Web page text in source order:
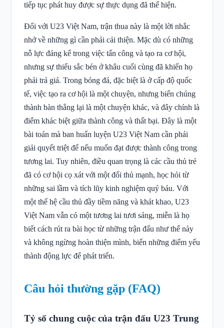
tiếp tục phát huy được sự thực dụng đã thể hiện.
Đối với U23 Việt Nam, trận thua này là một lời nhắc
nhở về những gì cần phải cải thiện. Mặc dù có những
nỗ lực đáng kể trong việc tấn công và tạo ra cơ hội,
nhưng sự thiếu sắc bén ở khâu cuối cùng đã khiến họ
phải trả giá. Trong bóng đá, đặc biệt là ở cấp độ quốc
tế, việc tạo ra cơ hội là một chuyện, nhưng biến chúng
thành bàn thắng lại là một chuyện khác, và đây chính là
điểm khác biệt giữa thành công và thất bại. Đây là một
bài toán mà ban huấn luyện U23 Việt Nam cần phải
giải quyết triệt để nếu muốn đạt được thành công trong
tương lai. Tuy nhiên, điều quan trọng là các cầu thủ trẻ
đã có cơ hội cọ xát với một đối thủ mạnh, học hỏi từ
những sai lầm và tích lũy kinh nghiệm quý báu. Với
một thế hệ cầu thủ đầy tiềm năng và khát khao, U23
Việt Nam vẫn có một tương lai tươi sáng, miễn là họ
biết cách rút ra bài học từ những trận đấu như thế này
và không ngừng hoàn thiện mình, biến những điểm yếu
thành động lực để phát triển.
Câu hỏi thường gặp (FAQ)
Tỷ số chung cuộc của trận đấu U23 Trung